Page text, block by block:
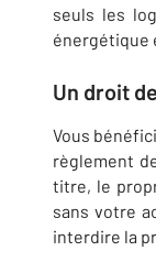
seuls les
énergétique
Un droit
Vous
règlement
titre, le
sans votre
interdire la